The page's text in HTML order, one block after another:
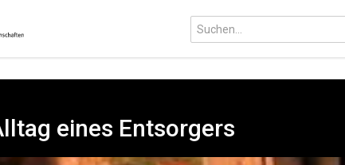
eines Entsorgers